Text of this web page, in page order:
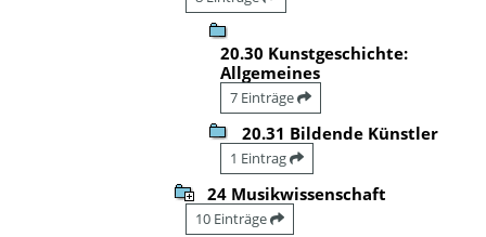
20.30 Kunstgeschichte:
Allgemeines
7 Einträge
20.31 Bildende Künstler
1 Eintrag
24 Musikwissenschaft
10 Einträge